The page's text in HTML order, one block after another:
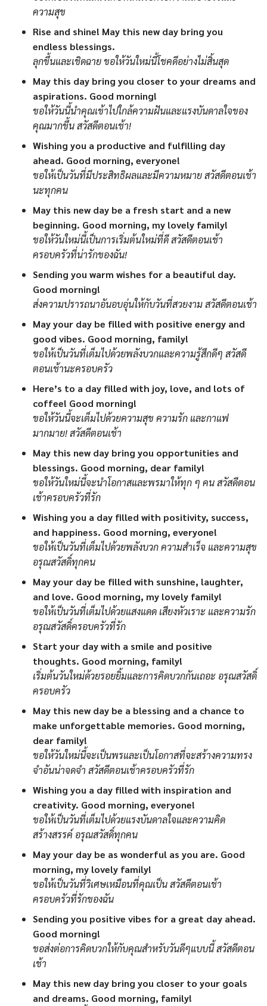
ความสุข
Rise and shine! May this new day bring you
endless blessings.
ลุกขึ้นและเชิดฉาย ขอให้วันใหม่นี้โชคดีอย่างไม่สิ้นสุด
May this day bring you closer to your dreams and
aspirations. Good morning!
ขอให้วันนี้นำคุณเข้าไปใกล้ความฝันและแรงบันดาลใจของ
คุณมากขึ้น สวัสดีตอนเช้า!
Wishing you a productive and fulfilling day
ahead. Good morning, everyone!
ขอให้เป็นวันที่มีประสิทธิผลและมีความหมาย สวัสดีตอนเช้า
นะทุกคน
May this new day be a fresh start and a new
beginning. Good morning, my lovely family!
ขอให้วันใหม่นี้เป็นการเริ่มต้นใหม่ที่ดี สวัสดีตอนเช้า
ครอบครัวที่น่ารักของฉัน!
Sending you warm wishes for a beautiful day.
Good morning!
ส่งความปรารถนาอันอบอุ่นให้กับวันที่สวยงาม สวัสดีตอนเช้า
May your day be filled with positive energy and
good vibes. Good morning, family!
ขอให้เป็นวันที่เต็มไปด้วยพลังบวกและความรู้สึกดีๆ สวัสดี
ตอนเช้านะครอบครัว
Here’s to a day filled with joy, love, and lots of
coffee! Good morning!
ขอให้วันนี้จะเต็มไปด้วยความสุข ความรัก และกาแฟ
มากมาย! สวัสดีตอนเช้า
May this new day bring you opportunities and
blessings. Good morning, dear family!
ขอให้วันใหม่นี้จะนำโอกาสและพรมาให้ทุก ๆ คน สวัสดีตอน
เช้าครอบครัวที่รัก
Wishing you a day filled with positivity, success,
and happiness. Good morning, everyone!
ขอให้เป็นวันที่เต็มไปด้วยพลังบวก ความสำเร็จ และความสุข
อรุณสวัสดิ์ทุกคน
May your day be filled with sunshine, laughter,
and love. Good morning, my lovely family!
ขอให้เป็นวันที่เต็มไปด้วยแสงแดด เสียงหัวเราะ และความรัก
อรุณสวัสดิ์ครอบครัวที่รัก
Start your day with a smile and positive
thoughts. Good morning, family!
เริ่มต้นวันใหม่ด้วยรอยยิ้มและการคิดบวกกันเถอะ อรุณสวัสดิ์
ครอบครัว
May this new day be a blessing and a chance to
make unforgettable memories. Good morning,
dear family!
ขอให้วันใหม่นี้จะเป็นพรและเป็นโอกาสที่จะสร้างความทรง
จำอันน่าจดจำ สวัสดีตอนเช้าครอบครัวที่รัก
Wishing you a day filled with inspiration and
creativity. Good morning, everyone!
ขอให้เป็นวันที่เต็มไปด้วยแรงบันดาลใจและความคิด
สร้างสรรค์ อรุณสวัสดิ์ทุกคน
May your day be as wonderful as you are. Good
morning, my lovely family!
ขอให้เป็นวันที่วิเศษเหมือนที่คุณเป็น สวัสดีตอนเช้า
ครอบครัวที่รักของฉัน
Sending you positive vibes for a great day ahead.
Good morning!
ขอส่งต่อการคิดบวกให้กับคุณสำหรับวันดีๆแบบนี้ สวัสดีตอน
เช้า
May this new day bring you closer to your goals
and dreams. Good morning, family!